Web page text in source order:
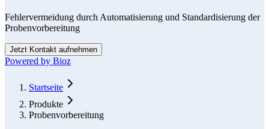
Fehlervermeidung durch Automatisierung und Standardisierung der
Probenvorbereitung
Jetzt Kontakt aufnehmen
Powered by Bioz
Form Dialog
Startseite
Produkte
Probenvorbereitung